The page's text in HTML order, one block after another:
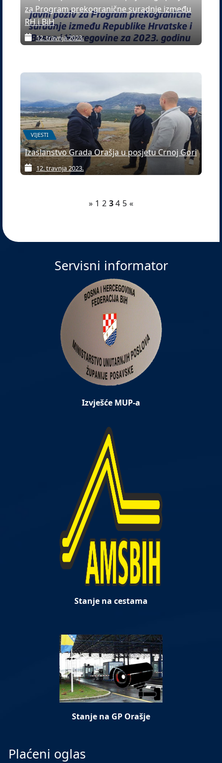
za Program prekogranične suradnje između
RH i BiH
12. travnja 2023.
VIJESTI
Izaslanstvo Grada Orašja u posjetu Crnoj Gori
12. travnja 2023.
» 1 2 3 4 5 «
Servisni informator
Izvješće MUP-a
Stanje na cestama
Stanje na GP Orašje
Plaćeni oglas